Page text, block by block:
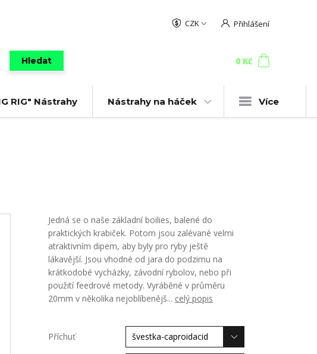
CZK Přihlášení
Hledat 0 Kč
RIG" Nástrahy Nástrahy na háček Více
Jedná se o naše základní boilies, balené do
praktických krabiček. Potom jsou zalévané velmi
atraktivním dipem, aby byly pro ryby ještě
lákavější. Jsou vhodné od jara do podzimu na
krátkodobé vycházky, závodní rybolov, nebo při
použití feedrové metody. Vyráběné v průměru
20mm v několika nejoblíbenějš... celý popis
Příchuť